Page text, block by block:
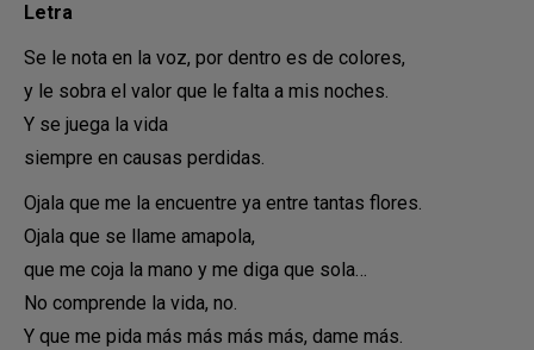
Letra
Se le nota en la voz, por dentro es de colores,
y le sobra el valor que le falta a mis noches.
Y se juega la vida
siempre en causas perdidas.
Ojala que me la encuentre ya entre tantas flores.
Ojala que se llame amapola,
que me coja la mano y me diga que sola…
No comprende la vida, no.
Y que me pida más más más más, dame más.